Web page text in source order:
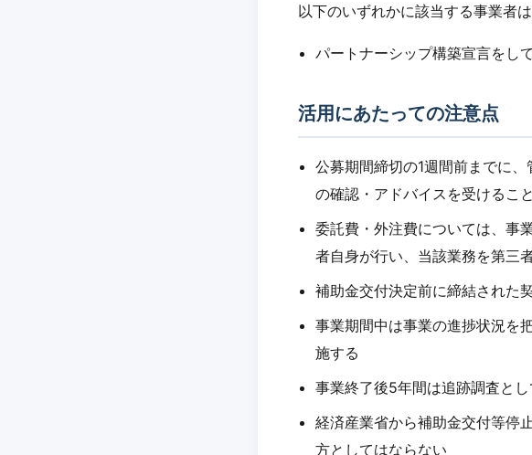
以下のいずれかに該当する事業者
パートナーシップ構築宣言をし
活用にあたっての注意点
公募期間締切の1週間前までに
の確認・アドバイスを受けるこ
委託費・外注費については、事
者自身が行い、当該業務を第三
補助金交付決定前に締結された
事業期間中は事業の進捗状況を
施する
事業終了後5年間は追跡調査と
経済産業省から補助金交付等停
方としてはならない